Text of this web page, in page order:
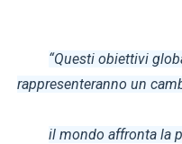
“Questi obiettivi
rappresenteranno un
il mondo affronta la